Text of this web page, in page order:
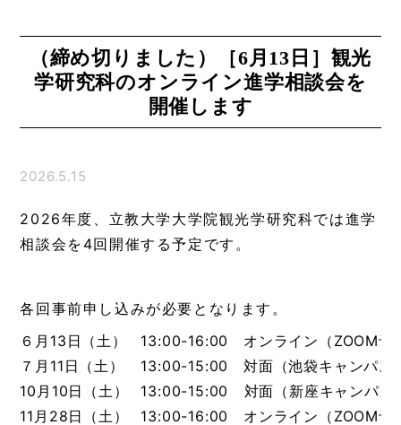
（締め切りました）［6月13日］観光
学研究科のオンライン進学相談会を
開催します
2026.5.15
2026年度、立教大学大学院観光学研究科では進学
相談会を4回開催する予定です。
各回事前申し込みが必要となります。
６月13日（土）
13:00-16:00 オンライン（ZOOM予
７月11日（土）
13:00-15:00 対面（池袋キャンパス
10月10日（土）
13:00-15:00 対面（新座キャンパス
11月28日（土）
13:00-16:00 オンライン（ZOOM予